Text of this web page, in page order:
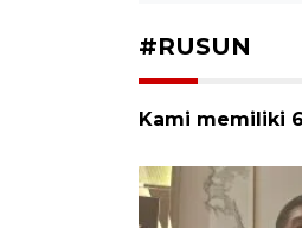
#RUSUN
Kami memiliki